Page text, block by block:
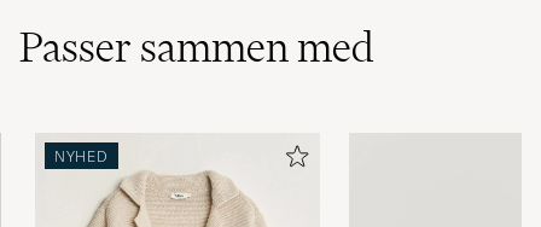
KØBTE PÅ CAREOFCARL.DE
Passer sammen med
NYHED